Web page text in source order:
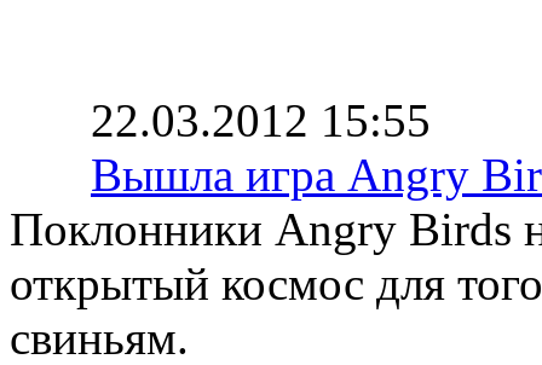
22.03.2012 15:55
Вышла игра Angry
Поклонники Angry Birds
открытый космос для
свиньям.